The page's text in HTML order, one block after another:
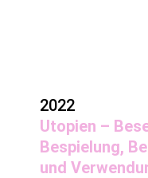
2022
Utopien –
Bespielung,
und